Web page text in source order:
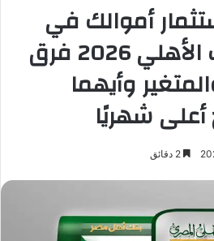
أموالك في
شهادات البنك الأهلي 2026 فرق
وأيهما
شهريًا